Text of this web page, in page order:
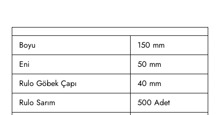
Boyu
150 mm
Eni
50 mm
Rulo Göbek Çapı
40 mm
Rulo Sarım
500 Adet